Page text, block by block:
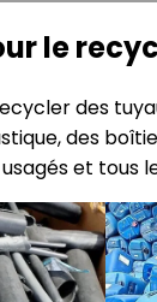
le
des
des
et tous